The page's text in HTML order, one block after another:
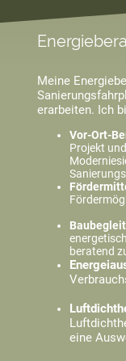
Meine
erarbeiten. Ich
Vor-Ort-
Projekt
eine